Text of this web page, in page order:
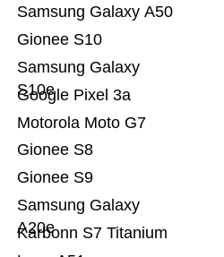
Karbonn S7 Titanium
Samsung Galaxy
A20e
Gionee S9
Gionee S8
Motorola Moto G7
Google Pixel 3a
Samsung Galaxy
S10e
Gionee S10
Samsung Galaxy A50